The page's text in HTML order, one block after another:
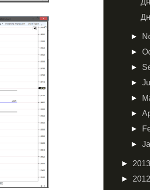
►
►
►
►
►
►
►
►
► 2013
► 2012